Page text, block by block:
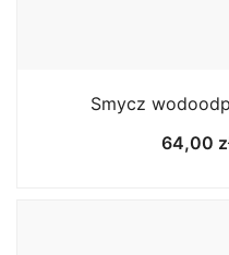
Smycz
64,00